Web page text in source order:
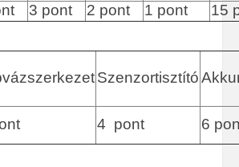
3 pont 2 pont 1 pont 15
Szenzortisztító
4 pont 6